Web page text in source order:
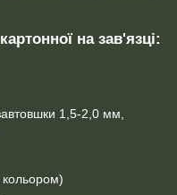
на зав'язці:
1,5-2,0 мм,
кольором)